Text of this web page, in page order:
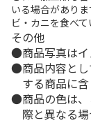
いる場合があり
ビ・カニを食べて
その他
商品写真はイ
商品内容と
する商品に含
商品の色は
際と異なる場